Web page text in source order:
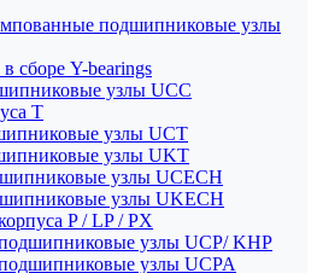
подшипниковые узлы
сборе Y-bearings
узлы UCC
T
узлы UCT
узлы UKT
узлы UCECH
узлы UKECH
P / LP / PX
узлы UCP/ KHP
узлы UCPA